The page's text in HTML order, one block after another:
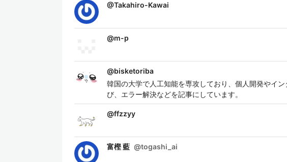
@Takahiro-Kawai
@m-p
@bisketoriba
韓国の大学で人工知能を専攻しており、個人開発やイ
び、エラー解決などを記事にしています。
@ffzzyy
富樫 藍 @togashi_ai